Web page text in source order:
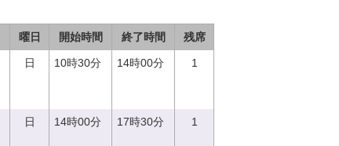
曜日 開始時間 終了時間 残席
日 10時30分 14時00分 1
日 14時00分 17時30分 1